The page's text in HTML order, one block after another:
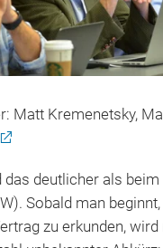
Matt Kremenetsky,
das deutlicher als beim
Sobald man
zu erkunden,